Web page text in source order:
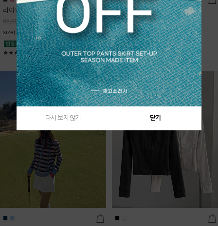
라이트데님 핀턱 스커트
98,000원 68,600원
size(XS,S,M,L)
★★★★★5
블룸 하이넥 니트집업
Sold Out
free(44~66)
★★★★★4.9
다시 보지 않기 닫기